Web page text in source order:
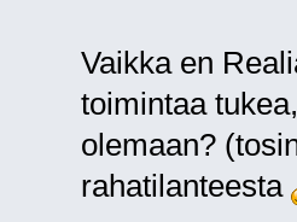
Vaikka en
toimintaa
olemaan?
rahatilanteesta